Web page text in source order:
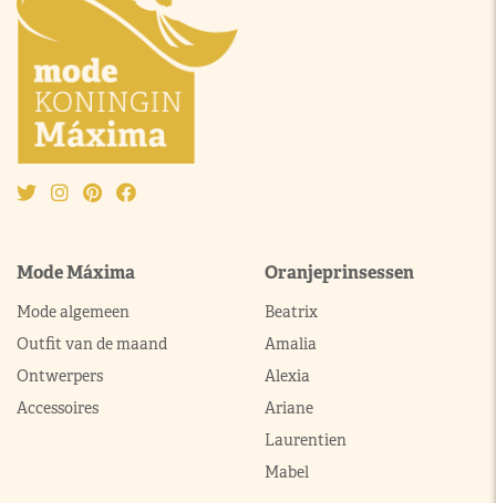
Mode Máxima
Mode algemeen
Outfit van de maand
Ontwerpers
Accessoires
Oranjeprinsessen
Beatrix
Amalia
Alexia
Ariane
Laurentien
Mabel